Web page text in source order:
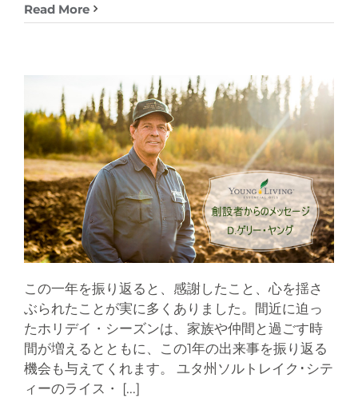
Read More
この一年を振り返ると、感謝したこと、心を揺さ
ぶられたことが実に多くありました。間近に迫っ
たホリデイ・シーズンは、家族や仲間と過ごす時
間が増えるとともに、この1年の出来事を振り返る
機会も与えてくれます。 ユタ州ソルトレイク･シテ
ィーのライス・ [...]